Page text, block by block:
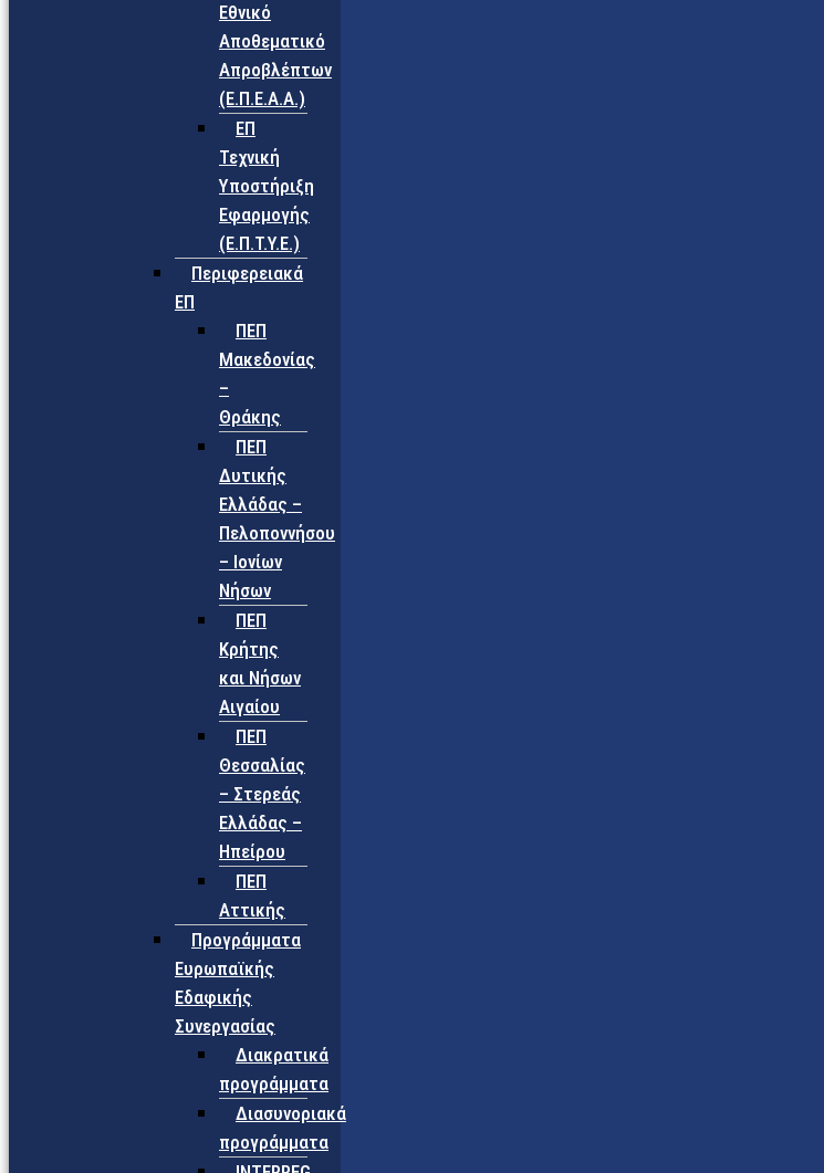
Εθνικό
Αποθεματικό
Απροβλέπτων
(Ε.Π.Ε.Α.Α.)
ΕΠ
Τεχνική
Υποστήριξη
Εφαρμογής
(Ε.Π.Τ.Υ.Ε.)
Περιφερειακά
ΕΠ
ΠΕΠ
Μακεδονίας
–
Θράκης
ΠΕΠ
Δυτικής
Ελλάδας –
Πελοποννήσου
– Ιονίων
Νήσων
ΠΕΠ
Κρήτης
και Νήσων
Αιγαίου
ΠΕΠ
Θεσσαλίας
– Στερεάς
Ελλάδας –
Ηπείρου
ΠΕΠ
Αττικής
Προγράμματα
Ευρωπαϊκής
Εδαφικής
Συνεργασίας
Διακρατικά
προγράμματα
Διασυνοριακά
προγράμματα